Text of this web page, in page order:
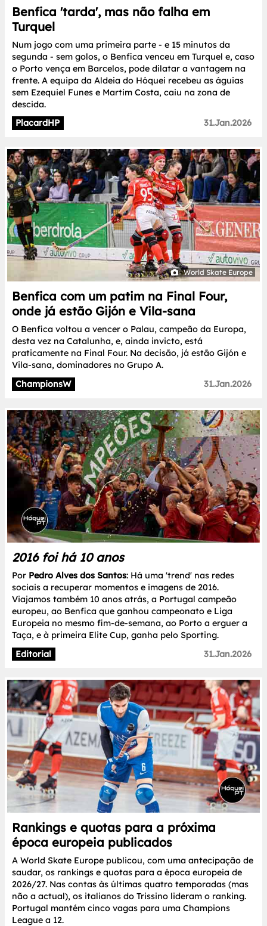
Benfica 'tarda', mas não falha em
Turquel
Num jogo com uma primeira parte - e 15 minutos da
segunda - sem golos, o Benfica venceu em Turquel e, caso
o Porto vença em Barcelos, pode dilatar a vantagem na
frente. A equipa da Aldeia do Hóquei recebeu as águias
sem Ezequiel Funes e Martim Costa, caiu na zona de
descida.
PlacardHP
31.Jan.2026
World Skate Europe
Benfica com um patim na Final Four,
onde já estão Gijón e Vila-sana
O Benfica voltou a vencer o Palau, campeão da Europa,
desta vez na Catalunha, e, ainda invicto, está
praticamente na Final Four. Na decisão, já estão Gijón e
Vila-sana, dominadores no Grupo A.
ChampionsW
31.Jan.2026
2016 foi há 10 anos
Por Pedro Alves dos Santos: Há uma 'trend' nas redes
sociais a recuperar momentos e imagens de 2016.
Viajamos também 10 anos atrás, a Portugal campeão
europeu, ao Benfica que ganhou campeonato e Liga
Europeia no mesmo fim-de-semana, ao Porto a erguer a
Taça, e à primeira Elite Cup, ganha pelo Sporting.
Editorial
31.Jan.2026
Rankings e quotas para a próxima
época europeia publicados
A World Skate Europe publicou, com uma antecipação de
saudar, os rankings e quotas para a época europeia de
2026/27. Nas contas às últimas quatro temporadas (mas
não a actual), os italianos do Trissino lideram o ranking.
Portugal mantém cinco vagas para uma Champions
League a 12.